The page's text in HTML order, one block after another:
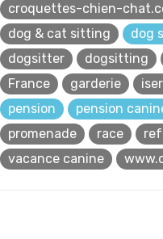
croquettes-chien-
dog & cat sitting
dog
dogsitter
dogsitting
France
garderie
pension
pension
promenade
race
vacance canine